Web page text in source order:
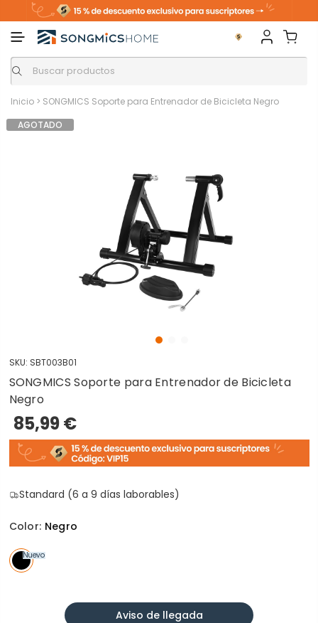
Inicio > SONGMICS Soporte para Entrenador de Bicicleta Negro
AGOTADO
SKU: SBT003B01
SONGMICS Soporte para Entrenador de Bicicleta
Negro
85,99 €
Standard (6 a 9 días laborables)
Color: Negro
Nuevo
Aviso de llegada